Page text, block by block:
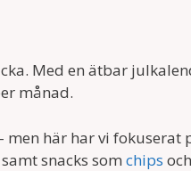
Med en ätbar
månad.
men här har vi
snacks som chips och